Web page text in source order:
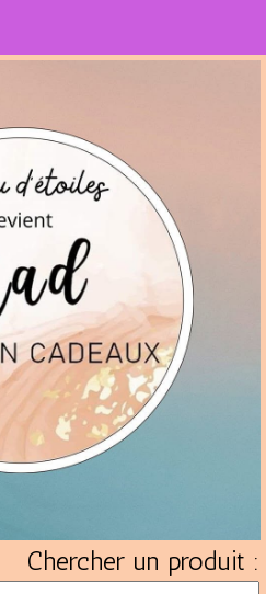
Chercher un produit :